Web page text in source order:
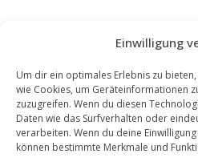
Einwilligung
Um dir ein optimales Erlebnis zu
wie Cookies, um Geräteinformationen
zuzugreifen. Wenn du diesen
Daten wie das Surfverhalten oder
verarbeiten. Wenn du deine
können bestimmte Merkmale und
WALEK
Bachstraße 13
56727 Mayen